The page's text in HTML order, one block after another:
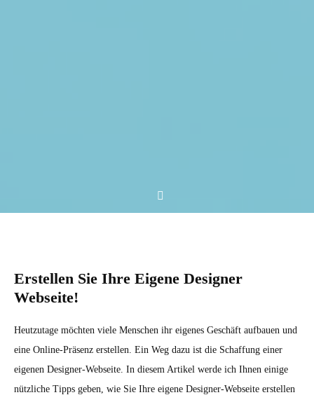
Erstellen Sie Ihre Eigene Designer
Webseite!
Heutzutage möchten viele Menschen ihr eigenes Geschäft aufbauen und
eine Online-Präsenz erstellen. Ein Weg dazu ist die Schaffung einer
eigenen Designer-Webseite. In diesem Artikel werde ich Ihnen einige
nützliche Tipps geben, wie Sie Ihre eigene Designer-Webseite erstellen